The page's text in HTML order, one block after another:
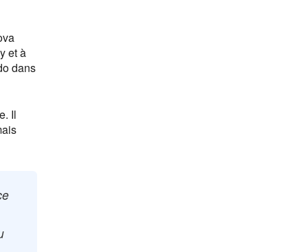
et à
dans
Il